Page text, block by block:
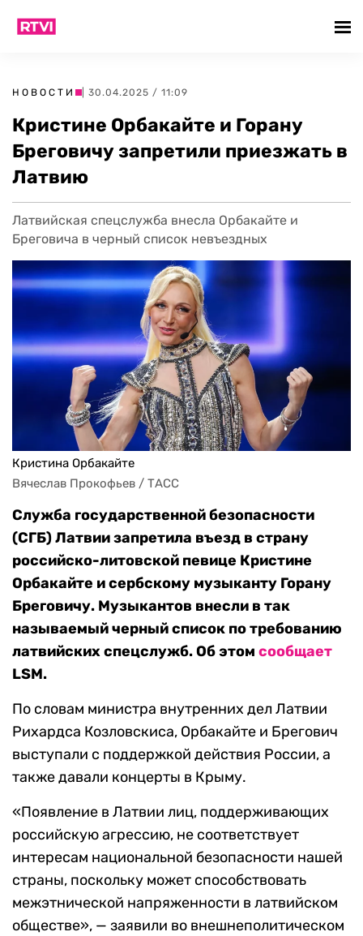
НОВОСТИ | 30.04.2025 / 11:09
Кристине Орбакайте и Горану
Бреговичу запретили приезжать в
Латвию
Латвийская спецслужба внесла Орбакайте и
Бреговича в черный список невъездных
Кристина Орбакайте
Вячеслав Прокофьев / ТАСС
Служба государственной безопасности
(СГБ) Латвии запретила въезд в страну
российско-литовской певице Кристине
Орбакайте и сербскому музыканту Горану
Бреговичу. Музыкантов внесли в так
называемый черный список по требованию
латвийских спецслужб. Об этом сообщает
LSM.
По словам министра внутренних дел Латвии
Рихардса Козловскиса, Орбакайте и Брегович
выступали с поддержкой действия России, а
также давали концерты в Крыму.
«Появление в Латвии лиц, поддерживающих
российскую агрессию, не соответствует
интересам национальной безопасности нашей
страны, поскольку может способствовать
межэтнической напряженности в латвийском
обществе», — заявили во внешнеполитическом